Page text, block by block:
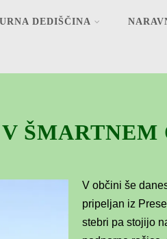
DEDIŠČINA
ŠMARTNEM
V občini še
pripeljan iz
stebri pa stojijo